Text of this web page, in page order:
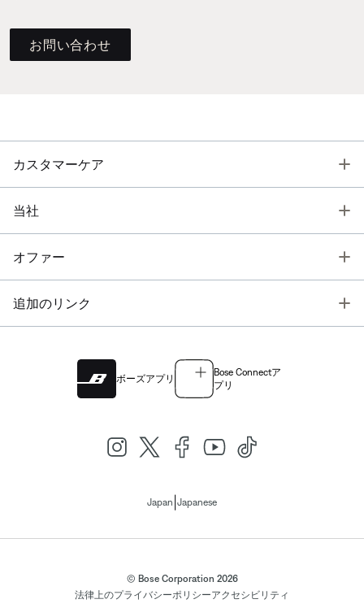
お問い合わせ
カスタマーケア
当社
オファー
追加のリンク
ボーズアプリ
Bose Connectア
プリ
Japan Japanese
© Bose Corporation 2026
法律上のプライバシーポリシーアクセシビリティ